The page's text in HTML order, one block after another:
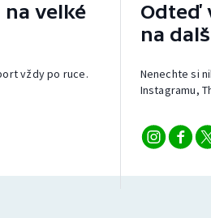
velké
vždy po ruce.
Odteď
na
Nenechte si
Instagramu,